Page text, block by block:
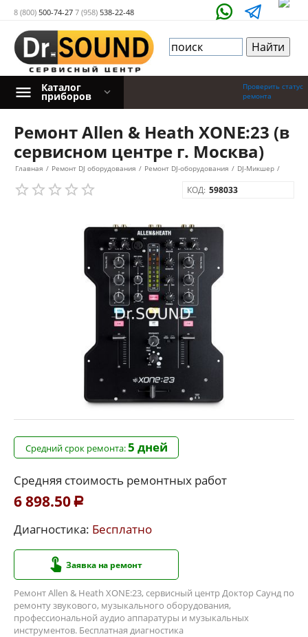
8 (800) 500-74-27 7 (958) 538-22-48
Проверить статус
ремонта
Каталог
приборов
Ремонт Allen & Heath XONE:23 (в
сервисном центре г. Москва)
Главная / Ремонт DJ оборудования / Ремонт DJ-оборудования / DJ-Микшер /
КОД: 598033
Средний срок ремонта:5 дней
Средняя стоимость ремонтных работ
6 898.50 Р
Диагностика: Бесплатно
Заявка на ремонт
Ремонт Allen & Heath XONE:23, сервисный центр Доктор Саунд по
ремонту звукового, музыкального оборудования,
профессиональной аудио аппаратуры и музыкальных
инструментов. Бесплатная диагностика